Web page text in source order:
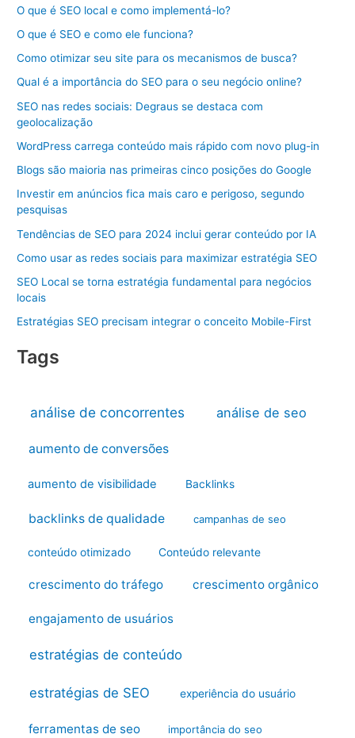
O que é SEO local e como implementá-lo?
O que é SEO e como ele funciona?
Como otimizar seu site para os mecanismos de busca?
Qual é a importância do SEO para o seu negócio online?
SEO nas redes sociais: Degraus se destaca com
geolocalização
WordPress carrega conteúdo mais rápido com novo plug-in
Blogs são maioria nas primeiras cinco posições do Google
Investir em anúncios fica mais caro e perigoso, segundo
pesquisas
Tendências de SEO para 2024 inclui gerar conteúdo por IA
Como usar as redes sociais para maximizar estratégia SEO
SEO Local se torna estratégia fundamental para negócios
locais
Estratégias SEO precisam integrar o conceito Mobile-First
Tags
análise de concorrentes análise de seo
aumento de conversões
aumento de visibilidade Backlinks
backlinks de qualidade campanhas de seo
conteúdo otimizado Conteúdo relevante
crescimento do tráfego crescimento orgânico
engajamento de usuários
estratégias de conteúdo
estratégias de SEO experiência do usuário
ferramentas de seo importância do seo